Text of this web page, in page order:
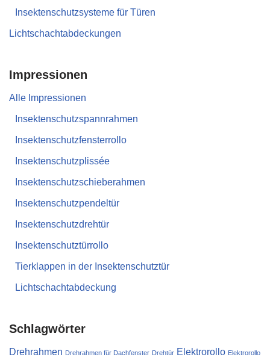
Insektenschutzsysteme für Türen
Lichtschachtabdeckungen
Impressionen
Alle Impressionen
Insektenschutzspannrahmen
Insektenschutzfensterrollo
Insektenschutzplissée
Insektenschutzschieberahmen
Insektenschutzpendeltür
Insektenschutzdrehtür
Insektenschutztürrollo
Tierklappen in der Insektenschutztür
Lichtschachtabdeckung
Schlagwörter
Drehrahmen Drehrahmen für Dachfenster Drehtür Elektrorollo Elektrorollo